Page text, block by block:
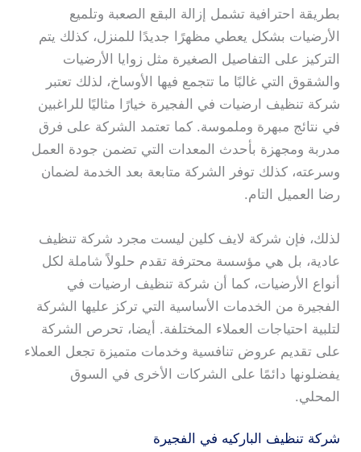
بطريقة احترافية تشمل إزالة البقع الصعبة وتلميع
الأرضيات بشكل يعطي مظهرًا جديدًا للمنزل، كذلك يتم
التركيز على التفاصيل الصغيرة مثل زوايا الأرضيات
والشقوق التي غالبًا ما تتجمع فيها الأوساخ، لذلك تعتبر
شركة تنظيف ارضيات في الفجيرة خيارًا مثاليًا للراغبين
في نتائج مبهرة وملموسة. كما تعتمد الشركة على فرق
مدربة ومجهزة بأحدث المعدات التي تضمن جودة العمل
وسرعته، كذلك توفر الشركة متابعة بعد الخدمة لضمان
رضا العميل التام.
لذلك، فإن شركة لايف كلين ليست مجرد شركة تنظيف
عادية، بل هي مؤسسة محترفة تقدم حلولاً شاملة لكل
أنواع الأرضيات، كما أن شركة تنظيف ارضيات في
الفجيرة من الخدمات الأساسية التي تركز عليها الشركة
لتلبية احتياجات العملاء المختلفة. أيضا، تحرص الشركة
على تقديم عروض تنافسية وخدمات متميزة تجعل العملاء
يفضلونها دائمًا على الشركات الأخرى في السوق
المحلي.
شركة تنظيف الباركيه في الفجيرة